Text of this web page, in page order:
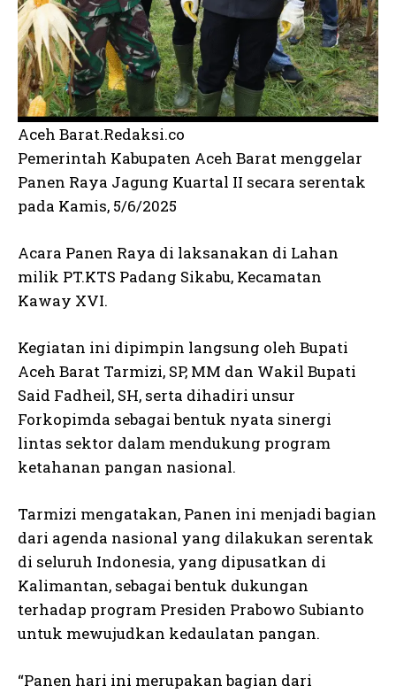
Aceh Barat.Redaksi.co
Pemerintah Kabupaten Aceh Barat menggelar
Panen Raya Jagung Kuartal II secara serentak
pada Kamis, 5/6/2025
Acara Panen Raya di laksanakan di Lahan
milik PT.KTS Padang Sikabu, Kecamatan
Kaway XVI.
Kegiatan ini dipimpin langsung oleh Bupati
Aceh Barat Tarmizi, SP, MM dan Wakil Bupati
Said Fadheil, SH, serta dihadiri unsur
Forkopimda sebagai bentuk nyata sinergi
lintas sektor dalam mendukung program
ketahanan pangan nasional.
Tarmizi mengatakan, Panen ini menjadi bagian
dari agenda nasional yang dilakukan serentak
di seluruh Indonesia, yang dipusatkan di
Kalimantan, sebagai bentuk dukungan
terhadap program Presiden Prabowo Subianto
untuk mewujudkan kedaulatan pangan.
“Panen hari ini merupakan bagian dari